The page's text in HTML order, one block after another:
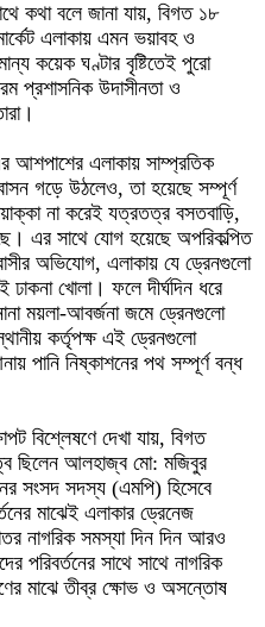
কথা বলে জানা যায়, বিগত ১৮
এলাকায় এমন ভয়াবহ ও
কয়েক ঘণ্টার বৃষ্টিতেই পুরো
প্রশাসনিক উদাসীনতা ও
আশপাশের এলাকায় সাম্প্রতিক
গড়ে উঠলেও, তা হয়েছে সম্পূর্ণ
না করেই যত্রতত্র বসতবাড়ি,
এর সাথে যোগ হয়েছে অপরিকল্পিত
অভিযোগ, এলাকায় যে ড্রেনগুলো
ঢাকনা খোলা। ফলে দীর্ঘদিন ধরে
ময়লা-আবর্জনা জমে ড্রেনগুলো
কর্তৃপক্ষ এই ড্রেনগুলো
পানি নিষ্কাশনের পথ সম্পূর্ণ বন্ধ
বিশ্লেষণে দেখা যায়, বিগত
ছিলেন আলহাজ্ব মো: মজিবুর
সংসদ সদস্য (এমপি) হিসেবে
মাঝেই এলাকার ড্রেনেজ
নাগরিক সমস্যা দিন দিন আরও
পরিবর্তনের সাথে সাথে নাগরিক
মাঝে তীব্র ক্ষোভ ও অসন্তোষ